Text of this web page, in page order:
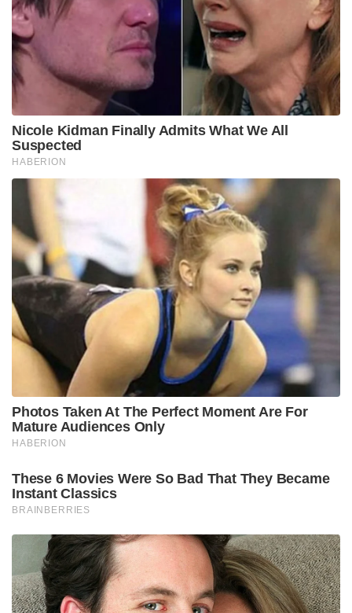
Nicole Kidman Finally Admits What We All
Suspected
HABERION
Photos Taken At The Perfect Moment Are For
Mature Audiences Only
HABERION
These 6 Movies Were So Bad That They Became
Instant Classics
BRAINBERRIES